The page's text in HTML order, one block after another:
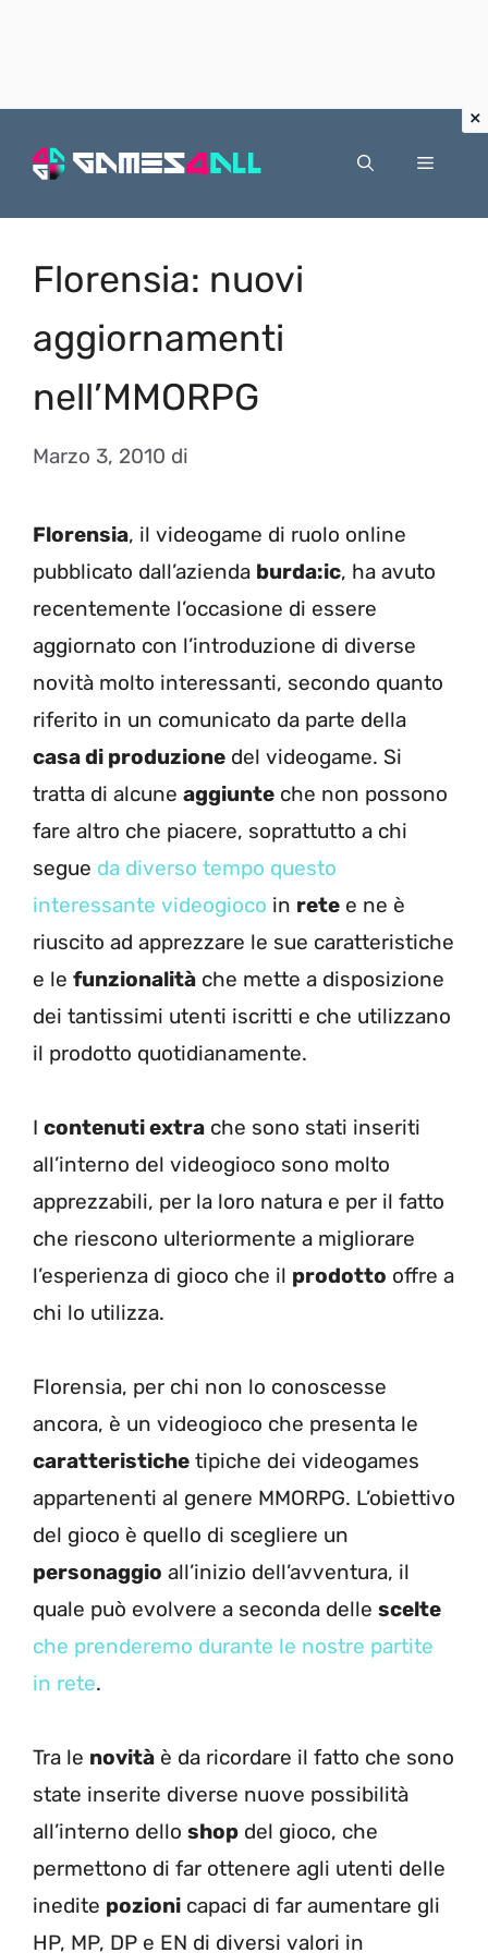
Menu
Florensia: nuovi
aggiornamenti
nell’MMORPG
Marzo 3, 2010 di
Florensia, il videogame di ruolo online
pubblicato dall’azienda burda:ic, ha avuto
recentemente l’occasione di essere
aggiornato con l’introduzione di diverse
novità molto interessanti, secondo quanto
riferito in un comunicato da parte della
casa di produzione del videogame. Si
tratta di alcune aggiunte che non possono
fare altro che piacere, soprattutto a chi
segue da diverso tempo questo
interessante videogioco in rete e ne è
riuscito ad apprezzare le sue caratteristiche
e le funzionalità che mette a disposizione
dei tantissimi utenti iscritti e che utilizzano
il prodotto quotidianamente.
I contenuti extra che sono stati inseriti
all’interno del videogioco sono molto
apprezzabili, per la loro natura e per il fatto
che riescono ulteriormente a migliorare
l’esperienza di gioco che il prodotto offre a
chi lo utilizza.
Florensia, per chi non lo conoscesse
ancora, è un videogioco che presenta le
caratteristiche tipiche dei videogames
appartenenti al genere MMORPG. L’obiettivo
del gioco è quello di scegliere un
personaggio all’inizio dell’avventura, il
quale può evolvere a seconda delle scelte
che prenderemo durante le nostre partite
in rete.
Tra le novità è da ricordare il fatto che sono
state inserite diverse nuove possibilità
all’interno dello shop del gioco, che
permettono di far ottenere agli utenti delle
inedite pozioni capaci di far aumentare gli
HP, MP, DP e EN di diversi valori in